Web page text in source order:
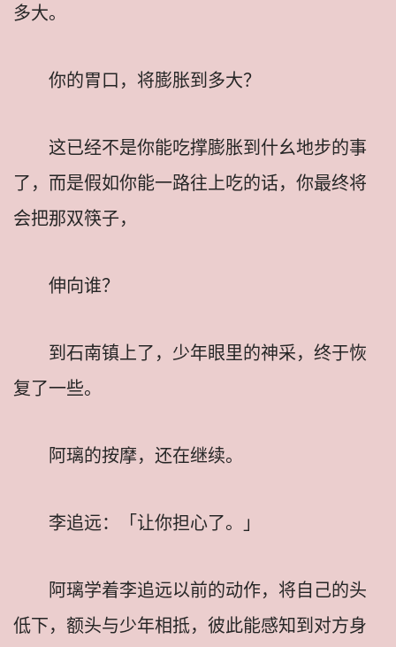
多大。
你的胃口，将膨胀到多大？
这已经不是你能吃撑膨胀到什幺地步的事
了，而是假如你能一路往上吃的话，你最终将
会把那双筷子，
伸向谁？
到石南镇上了，少年眼里的神采，终于恢
复了一些。
阿璃的按摩，还在继续。
李追远：「让你担心了。」
阿璃学着李追远以前的动作，将自己的头
低下，额头与少年相抵，彼此能感知到对方身